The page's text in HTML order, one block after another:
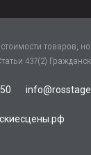
437(2)